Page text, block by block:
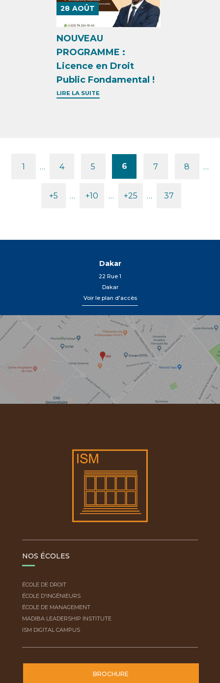
28 AOÛT
NOUVEAU
PROGRAMME :
Licence en Droit
Public Fondamental !
LIRE LA SUITE
1 … 4 5 6 7 8 …
+5 … +10 … +25 … 37
Dakar
22 Rue 1
Dakar
Voir le plan d'accès
NOS ÉCOLES
ÉCOLE DE DROIT
ÉCOLE D'INGÉNIEURS
ÉCOLE DE MANAGEMENT
MADIBA LEADERSHIP INSTITUTE
ISM DIGITAL CAMPUS
BROCHURE